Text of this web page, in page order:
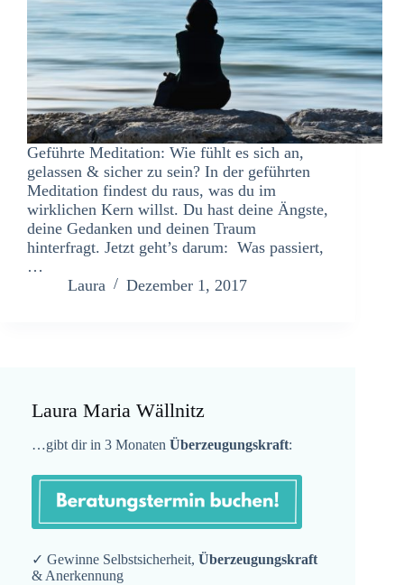
Geführte Meditation: Wie fühlt es sich an,
gelassen & sicher zu sein? In der geführten
Meditation findest du raus, was du im
wirklichen Kern willst. Du hast deine Ängste,
deine Gedanken und deinen Traum
hinterfragt. Jetzt geht’s darum: Was passiert,
…
Laura
Dezember 1, 2017
Laura Maria Wällnitz
…gibt dir in 3 Monaten Überzeugungskraft:
✓ Gewinne Selbstsicherheit, Überzeugungskraft
& Anerkennung